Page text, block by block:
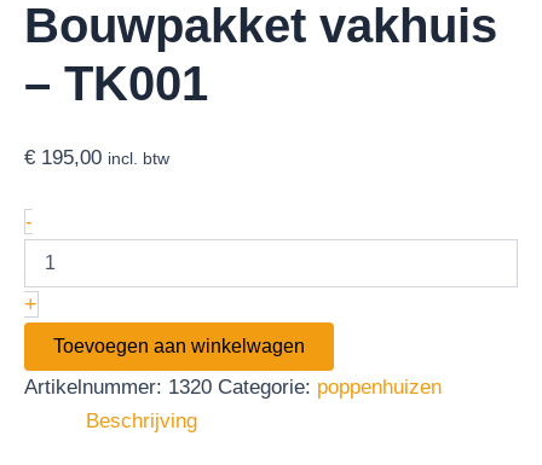
Bouwpakket vakhuis
– TK001
€ 195,00 incl. btw
-
+
Toevoegen aan winkelwagen
Artikelnummer: 1320 Categorie: poppenhuizen
Beschrijving